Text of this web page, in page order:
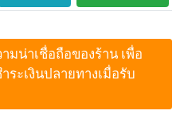
มน่าเชื่อถือของร้าน เพื่อ
ระเงินปลายทางเมื่อรับ